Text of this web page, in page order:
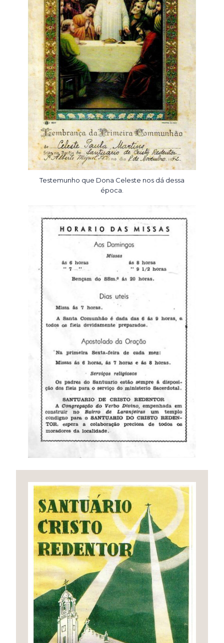
Testemunho que Dona Celeste nos dá dessa
época.